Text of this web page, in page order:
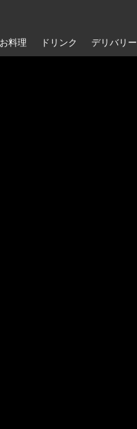
お料理 ドリンク デリバリー